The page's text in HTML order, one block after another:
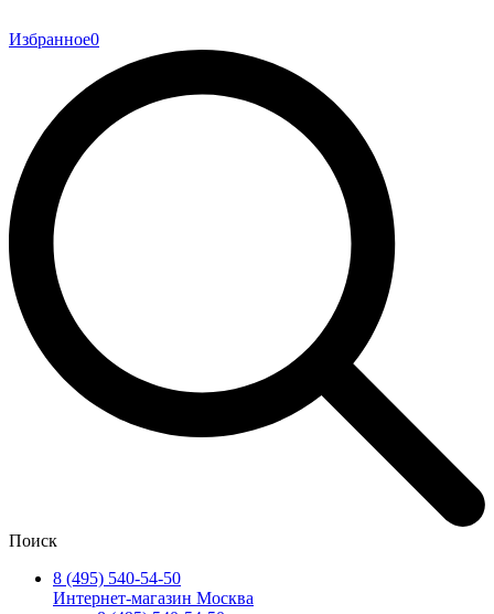
Избранное0
Поиск
8 (495) 540-54-50
Интернет-магазин Москва